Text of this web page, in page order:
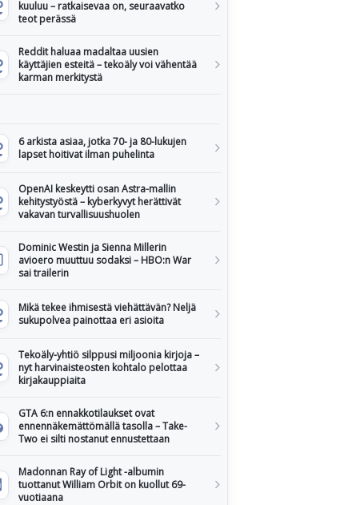
kuuluu – ratkaisevaa on, seuraavatko
teot perässä
Reddit haluaa madaltaa uusien
käyttäjien esteitä – tekoäly voi vähentää
karman merkitystä
6 arkista asiaa, jotka 70- ja 80-lukujen
lapset hoitivat ilman puhelinta
OpenAI keskeytti osan Astra-mallin
kehitystyöstä – kyberkyvyt herättivät
vakavan turvallisuushuolen
Dominic Westin ja Sienna Millerin
avioero muuttuu sodaksi – HBO:n War
sai trailerin
Mikä tekee ihmisestä viehättävän? Neljä
sukupolvea painottaa eri asioita
Tekoäly-yhtiö silppusi miljoonia kirjoja –
nyt harvinaisteosten kohtalo pelottaa
kirjakauppiaita
GTA 6:n ennakkotilaukset ovat
ennennäkemättömällä tasolla – Take-
Two ei silti nostanut ennustettaan
Madonnan Ray of Light -albumin
tuottanut William Orbit on kuollut 69-
vuotiaana